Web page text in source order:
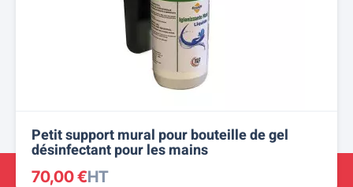
Petit support mural pour bouteille de gel
désinfectant pour les mains
70,00 €HT